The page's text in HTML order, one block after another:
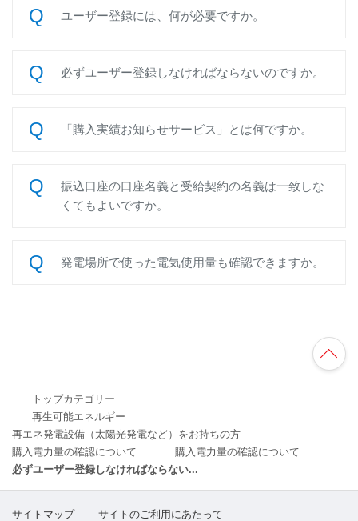
ユーザー登録には、何が必要ですか。
必ずユーザー登録しなければならないのですか。
「購入実績お知らせサービス」とは何ですか。
振込口座の口座名義と受給契約の名義は一致しな
くてもよいですか。
発電場所で使った電気使用量も確認できますか。
TO
P
へ
トップカテゴリー
再生可能エネルギー
再エネ発電設備（太陽光発電など）をお持ちの方
購入電力量の確認について
購入電力量の確認について
必ずユーザー登録しなければならない...
サイトマップ サイトのご利用にあたって